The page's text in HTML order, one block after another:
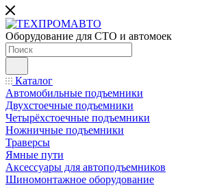
Оборудование для СТО и автомоек
Каталог
Автомобильные подъемники
Двухстоечные подъемники
Четырёхстоечные подъемники
Ножничные подъемники
Траверсы
Ямные пути
Аксессуары для автоподъемников
Шиномонтажное оборудование